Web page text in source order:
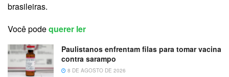
brasileiras.
Você podequerer ler
Paulistanos enfrentam filas para tomar vacina
contra sarampo
8 DE AGOSTO DE 2026